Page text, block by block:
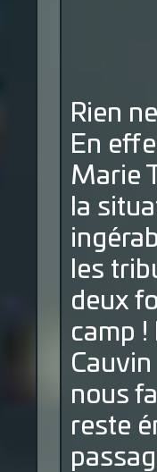
Rien
En
Marie
la
les
deux
camp
nous
reste